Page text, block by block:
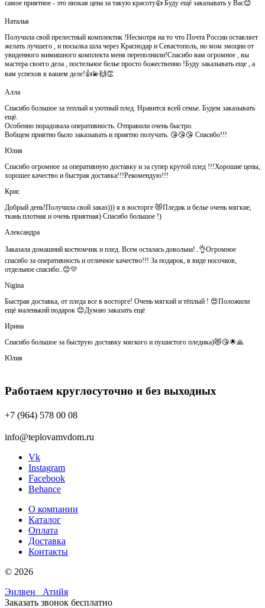
самое приятное - это низкая цена за такую красоту👍 Буду ещё заказывать у Вас😊
Наталья
Получила свой прелестный комплектик !Несмотря на то что Почта России оставляет
желать лучшего , и посылка шла через Краснодар и Севастополь, но мом эмоции от
увиденного мимишного комплекта меня переполнили!Спасибо вам огромное , вы
мастера своего дела , постельное белье просто божественно !Буду заказывать еще , а
вам успехов в вашем деле!👍💫🙌👏
Алла
Спасибо большое за теплый и уютный плед. Нравится всей семье. Будем заказывать
ещё.
Особенно порадовала оперативность. Отправили очень быстро.
Вобщем приятно было заказывать и приятно получать. 😘😘😘 Спасибо!!!
Юлия
Спасибо огромное за оперативную доставку и за супер крутой плед !!!Хорошие цены,
хорошее качество и быстрая доставка!!!Рекомендую!!!
Крис
Добрый день!Получила свой заказ))) я в восторге 😻Пледик и белье очень мягкие,
ткань плотная и очень приятная) Спасибо большое !)
Александра
Заказала домашний костюмчик и плед. Всем осталась довольна!..👌Огромное
спасибо за оперативность и отличное качество!!! За подарок, в виде носочков,
отдельное спасибо..😊💛
Nigina
Быстрая доставка, от пледа все в восторге! Очень мягкий и тёплый ! 😍Положили
ещё маленький подарок 😊Думаю заказать ещё
Ирина
Спасибо большое за быструю доставку мягкого и пушистого пледика)😻😘🌟🙏
Юлия
Работаем круглосуточно и без выходных
+7 (964) 578 00 08
info@teplovamvdom.ru
Vk
Instagram
Facebook
Behance
О компании
Каталог
Оплата
Доставка
Контакты
© 2026
Эилвен
Атийя
Заказать звонок бесплатно